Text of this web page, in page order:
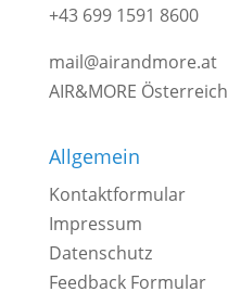
+43 699 1591 8600
mail@airandmore.at
AIR&MORE Österreich
Allgemein
Kontaktformular
Impressum
Datenschutz
Feedback Formular